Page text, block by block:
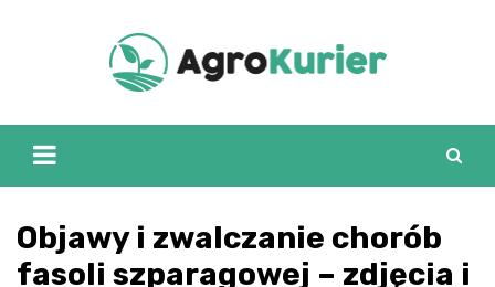
Objawy i zwalczanie chorób
fasoli szparagowej – zdjęcia i